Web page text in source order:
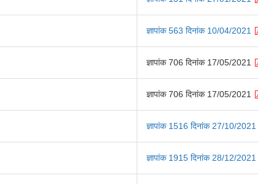
ज्ञापांक 563 दिनांक 10/04/2021
ज्ञापांक 706 दिनांक 17/05/2021
ज्ञापांक 706 दिनांक 17/05/2021
ज्ञापांक 1516 दिनांक 27/10/2021
ज्ञापांक 1915 दिनांक 28/12/2021